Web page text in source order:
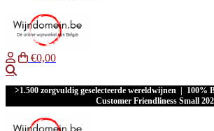
€0,00
>1.500 zorgvuldig geselecteerde wereldwijnen | 100%
Customer Friendliness Small